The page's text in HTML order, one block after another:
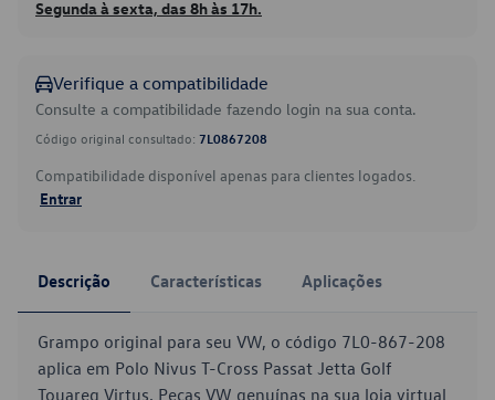
Segunda à sexta, das 8h às 17h.
Verifique a compatibilidade
Consulte a compatibilidade fazendo login na sua conta.
Código original consultado: 7L0867208
Compatibilidade disponível apenas para clientes logados.
Entrar
Descrição Características Aplicações
Grampo original para seu VW, o código 7L0-867-208
aplica em Polo Nivus T-Cross Passat Jetta Golf
Touareg Virtus. Peças VW genuínas na sua loja virtual